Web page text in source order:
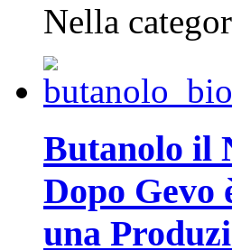
Nella
Butanolo il
Dopo Gevo
una